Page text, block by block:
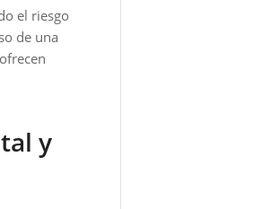
el riesgo
de una
y